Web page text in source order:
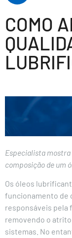
COMO
Especialista
composição de um
Os óleos
funcionamento de
responsáveis pela
removendo o
sistemas. No